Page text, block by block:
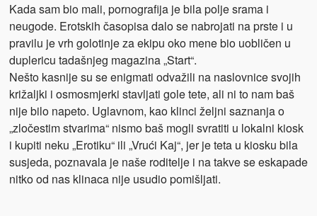
Kada sam bio mali, pornografija je bila polje srama i
neugode. Erotskih časopisa dalo se nabrojati na prste i u
pravilu je vrh golotinje za ekipu oko mene bio uobličen u
duplericu tadašnjeg magazina „Start“.
Nešto kasnije su se enigmati odvažili na naslovnice svojih
križaljki i osmosmjerki stavljati gole tete, ali ni to nam baš
nije bilo napeto. Uglavnom, kao klinci željni saznanja o
„zločestim stvarima“ nismo baš mogli svratiti u lokalni kiosk
i kupiti neku „Erotiku“ ili „Vrući Kaj“, jer je teta u kiosku bila
susjeda, poznavala je naše roditelje i na takve se eskapade
nitko od nas klinaca nije usudio pomišljati.